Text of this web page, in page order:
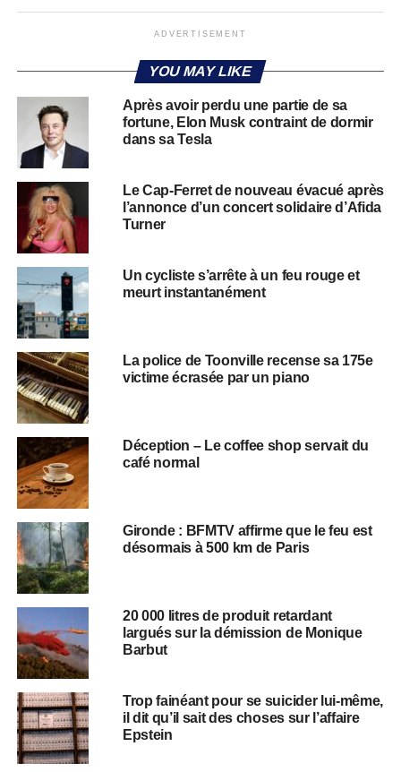
ADVERTISEMENT
YOU MAY LIKE
Après avoir perdu une partie de sa
fortune, Elon Musk contraint de dormir
dans sa Tesla
Le Cap-Ferret de nouveau évacué après
l’annonce d’un concert solidaire d’Afida
Turner
Un cycliste s’arrête à un feu rouge et
meurt instantanément
La police de Toonville recense sa 175e
victime écrasée par un piano
Déception – Le coffee shop servait du
café normal
Gironde : BFMTV affirme que le feu est
désormais à 500 km de Paris
20 000 litres de produit retardant
largués sur la démission de Monique
Barbut
Trop fainéant pour se suicider lui-même,
il dit qu’il sait des choses sur l’affaire
Epstein